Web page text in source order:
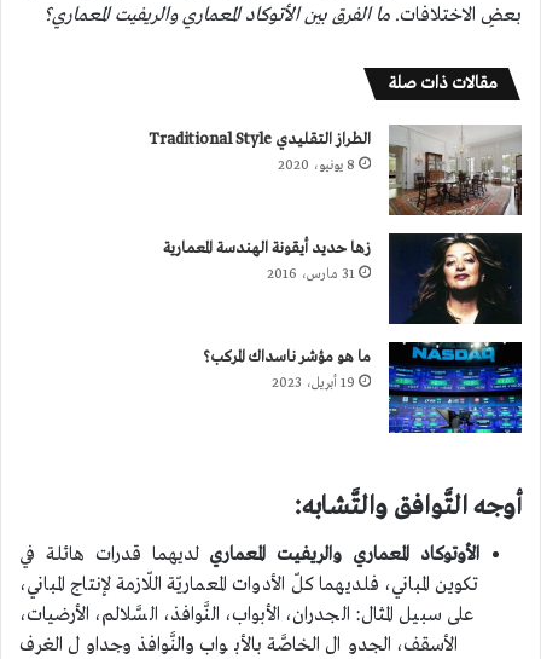
بعضِ الاختلافات. ما الفرق بين الأتوكاد المعماري والريفيت المعماري؟
مقالات ذات صلة
الطراز التقليدي Traditional Style
8 يونيو، 2020
زها حديد أيقونة الهندسة المعمارية
31 مارس، 2016
ما هو مؤشر ناسداك المركب؟
19 أبريل، 2023
أوجه التَّوافق والتَّشابه:
الأوتوكاد المعماري والريفيت المعماريلديهما قدرات هائلة في
تكوين المباني، فلديهما كلّ الأدوات المعماريّة اللّازمة لإنتاج المباني،
على سبيل المثال: الجدران، الأبواب، النَّوافذ، السَّلالم، الأرضيات،
الأسقف، الجدوال الخاصَّة بالأبواب والنَّوافذ وجداول الغرف